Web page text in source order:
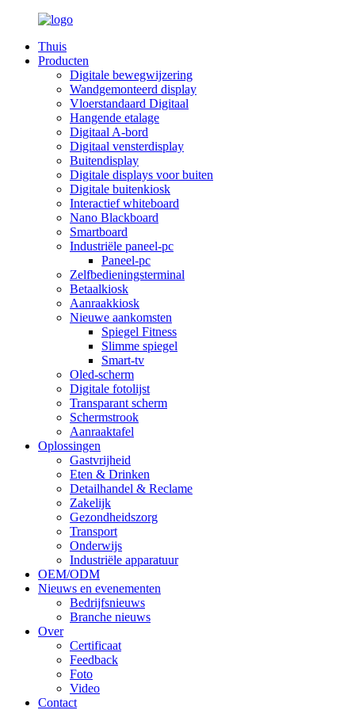
Thuis
Producten
Digitale bewegwijzering
Wandgemonteerd display
Vloerstandaard Digitaal
Hangende etalage
Digitaal A-bord
Digitaal vensterdisplay
Buitendisplay
Digitale displays voor buiten
Digitale buitenkiosk
Interactief whiteboard
Nano Blackboard
Smartboard
Industriële paneel-pc
Paneel-pc
Zelfbedieningsterminal
Betaalkiosk
Aanraakkiosk
Nieuwe aankomsten
Spiegel Fitness
Slimme spiegel
Smart-tv
Oled-scherm
Digitale fotolijst
Transparant scherm
Schermstrook
Aanraaktafel
Oplossingen
Gastvrijheid
Eten & Drinken
Detailhandel & Reclame
Zakelijk
Gezondheidszorg
Transport
Onderwijs
Industriële apparatuur
OEM/ODM
Nieuws en evenementen
Bedrijfsnieuws
Branche nieuws
Over
Certificaat
Feedback
Foto
Video
Contact